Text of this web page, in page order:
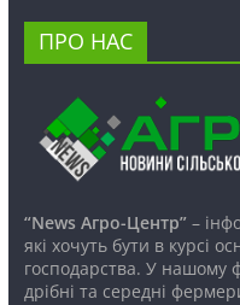
ПРО НАС
“News Агро-Центр”–
які хочуть бути в курсі
господарства. У нашому
дрібні та середні